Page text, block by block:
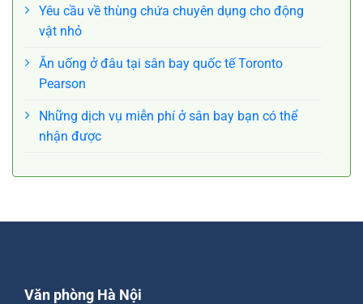
Yêu cầu về thùng chứa chuyên dụng cho động
vật nhỏ
Ăn uống ở đâu tại sân bay quốc tế Toronto
Pearson
Những dịch vụ miễn phí ở sân bay bạn có thể
nhận được
Văn phòng Hà Nội